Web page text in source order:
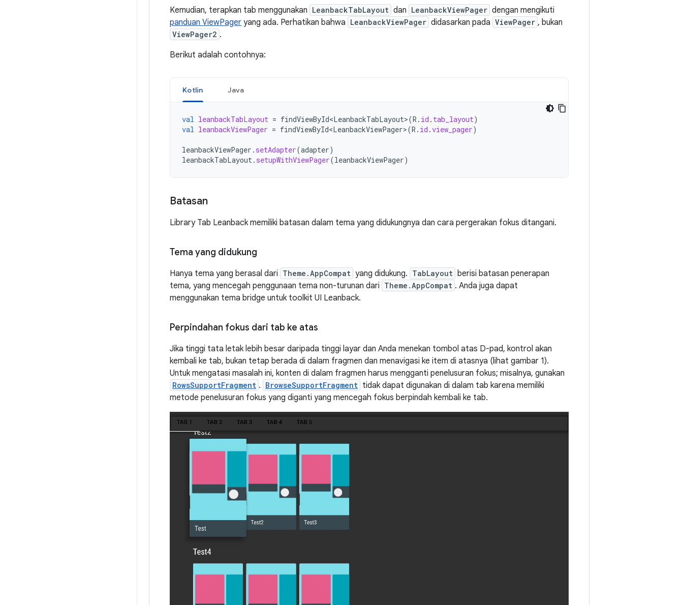
Kemudian, terapkan tab menggunakan LeanbackTabLayout dan LeanbackViewPager dengan mengikuti
panduan ViewPager yang ada. Perhatikan bahwa LeanbackViewPager didasarkan pada ViewPager , bukan
ViewPager2 .
Berikut adalah contohnya:
Kotlin Java
val leanbackTabLayout = findViewById<LeanbackTabLayout>(R . id . tab_layout)
val leanbackViewPager = findViewById<LeanbackViewPager>(R . id .view_pager)
leanbackViewPager . setAdapter(adapter)
leanbackTabLayout. setupWithViewPager(leanbackViewPager)
Batasan
Library Tab Leanback memiliki batasan dalam tema yang didukungnya dan cara pergerakan fokus ditangani.
Tema yang didukung
Hanya tema yang berasal dari Theme.AppCompat yang didukung. TabLayout berisi batasan penerapan
tema, yang mencegah penggunaan tema non-turunan dari Theme.AppCompat . Anda juga dapat
menggunakan tema bridge untuk toolkit UI Leanback.
Perpindahan fokus dari tab ke atas
Jika tinggi tata letak lebih besar daripada tinggi layar dan Anda menekan tombol atas D-pad, kontrol akan
kembali ke tab, bukan tetap berada di dalam fragmen dan menavigasi ke item di atasnya (lihat gambar 1).
Untuk mengatasi masalah ini, konten di dalam fragmen harus mengganti penelusuran fokus; misalnya, gunakan
RowsSupportFragment . BrowseSupportFragment tidak dapat digunakan di dalam tab karena memiliki
metode penelusuran fokus yang diganti yang mencegah fokus berpindah kembali ke tab.